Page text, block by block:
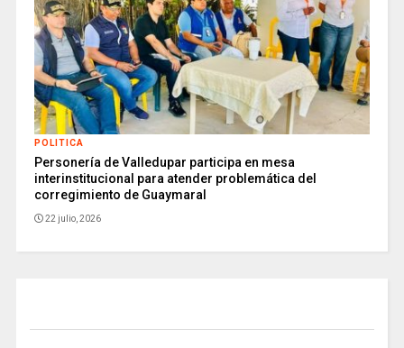
POLITICA
Personería de Valledupar participa en mesa
interinstitucional para atender problemática del
corregimiento de Guaymaral
22 julio, 2026